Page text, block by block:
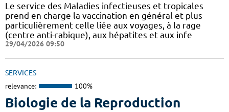
Le service des Maladies infectieuses et tropicales
prend en charge la vaccination en général et plus
particulièrement celle liée aux voyages, à la rage
(centre anti-rabique), aux hépatites et aux infe
29/04/2026 09:50
SERVICES
relevance: 100%
Biologie de la Reproduction